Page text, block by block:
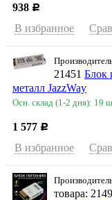
938 Р
В избранное
21451 Блок
металл JazzWay
Осн. склад (1-2 дня): 19
1 577 Р
В избранное
товара: